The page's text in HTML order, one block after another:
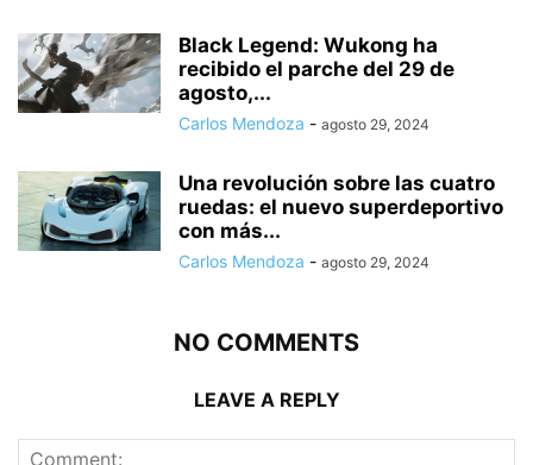
Black Legend: Wukong ha
recibido el parche del 29 de
agosto,...
Carlos Mendoza - agosto 29, 2024
Una revolución sobre las cuatro
ruedas: el nuevo superdeportivo
con más...
Carlos Mendoza - agosto 29, 2024
NO COMMENTS
LEAVE A REPLY